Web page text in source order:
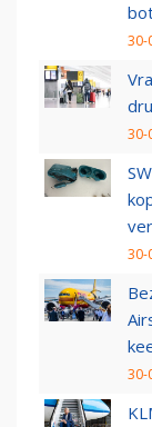
30-
30-
30-
30-